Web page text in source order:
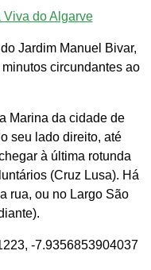
do Algarve
Jardim Manuel Bivar,
minutos circundantes ao
Marina da cidade de
seu lado direito, até
à última rotunda
(Cruz Lusa). Há
rua, ou no Largo São
-7.9356853904037